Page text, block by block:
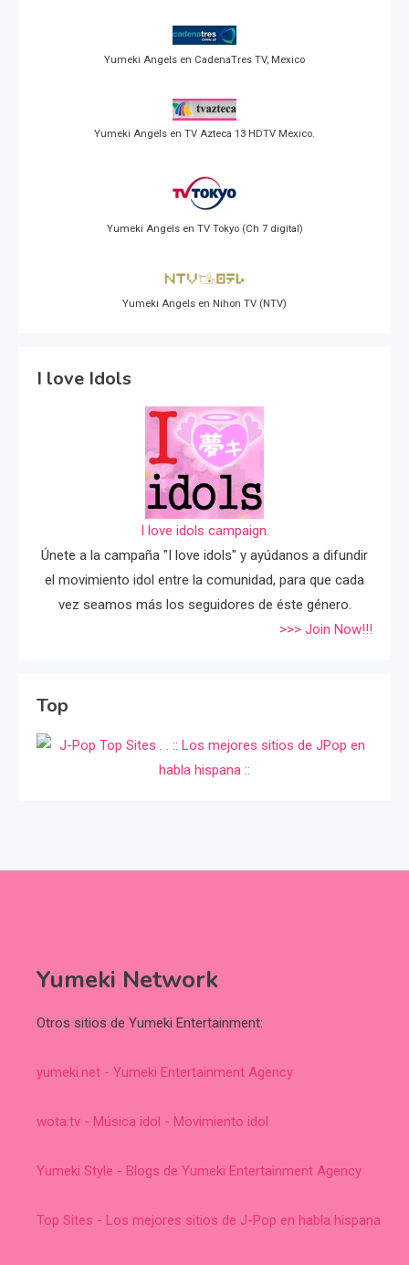
Yumeki Angels en CadenaTres TV, Mexico
Yumeki Angels en TV Azteca 13 HDTV Mexico.
Yumeki Angels en TV Tokyo (Ch 7 digital)
Yumeki Angels en Nihon TV (NTV)
I love Idols
I love idols campaign.
Únete a la campaña "I love idols" y ayúdanos a difundir
el movimiento idol entre la comunidad, para que cada
vez seamos más los seguidores de éste género.
>>> Join Now!!!
Top
Yumeki Network
Otros sitios de Yumeki Entertainment:
yumeki.net - Yumeki Entertainment Agency
wota.tv - Música idol - Movimiento idol
Yumeki Style - Blogs de Yumeki Entertainment Agency
Top Sites - Los mejores sitios de J-Pop en habla hispana